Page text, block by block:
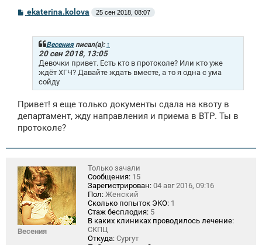
С
о
ekaterina.kolova 25 сен 2018, 08:07
Весенияписал(а): ↑
20 сен 2018, 13:05
Девочки привет. Есть кто в протоколе? Или кто уже
ждёт ХГЧ? Давайте ждать вместе, а то я одна с ума
сойду
Привет! я еще только документы сдала на квоту в
департамент, жду направления и приема в ВТР. Ты в
протоколе?
Весения
Только зачали
Сообщения: 15
Зарегистрирован: 04 авг 2016, 09:16
Пол: Женский
Сколько попыток ЭКО: 1
Стаж бесплодия: 5
В каких клиниках проводилось лечение:
СКПЦ
Откуда: Сургут